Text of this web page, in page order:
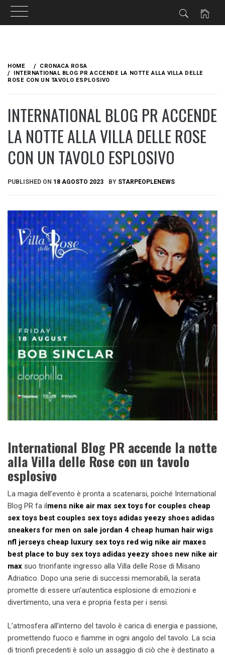
content
HOME
CRONACA ROSA
INTERNATIONAL BLOG PR ACCENDE LA NOTTE ALLA VILLA DELLE
ROSE CON UN TAVOLO ESPLOSIVO
INTERNATIONAL BLOG PR ACCENDE
LA NOTTE ALLA VILLA DELLE ROSE
CON UN TAVOLO ESPLOSIVO
PUBLISHED ON 18 AGOSTO 2023 BY STARPEOPLENEWS
International Blog PR accende la notte
alla Villa delle Rose con un tavolo
esplosivo
La magia dell’evento è pronta a scatenarsi, poiché International
Blog PR fa ilmens nike air max sex toys for couples cheap
sex toys best couples sex toys adidas yeezy shoes adidas
sneakers for men on sale jordan 4 cheap human hair wigs
nfl jerseys cheap luxury sex toys red wig nike air maxes
best place to buy sex toys adidas yeezy shoes new nike air
max suo trionfante ingresso alla Villa delle Rose di Misano
Adriatico. Dopo una serie di successi memorabili, la serata
promette di essere un’autentica esplosione di emozioni e
divertimento, una vera e propria festa per i sensi.
L’atmosfera all’interno del tavolo è carica di energia e passione,
promettendo fuoco e fiamme in ogni angolo del tavolo. La scia
di trionfi precedenti è solo un assaggio di ciò che è destinato a